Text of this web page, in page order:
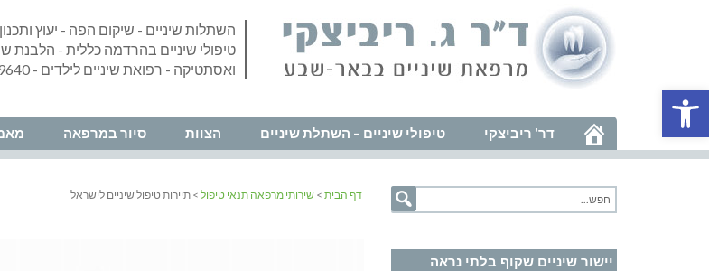
פתח סרגל נגישות
השתלות שיניים - שיקום הפה - יעוץ
טיפולי שיניים בהרדמה כללית - הלבנת
ואסתטיקה - רפואת שיניים לילדים - 08-6279640
דר' ריביצקי טיפולי שיניים – השתלת שיניים הצוות סיור במרפאה
דף הבית > שירותי מרפאה תנאי טיפול > תיירות טיפול שיניים לישראל
יישור שיניים שקוף בלתי נראה